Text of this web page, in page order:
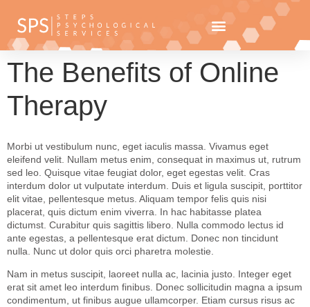
The Benefits of Online
Therapy
Morbi ut vestibulum nunc, eget iaculis massa. Vivamus eget
eleifend velit. Nullam metus enim, consequat in maximus ut, rutrum
sed leo. Quisque vitae feugiat dolor, eget egestas velit. Cras
interdum dolor ut vulputate interdum. Duis et ligula suscipit, porttitor
elit vitae, pellentesque metus. Aliquam tempor felis quis nisi
placerat, quis dictum enim viverra. In hac habitasse platea
dictumst. Curabitur quis sagittis libero. Nulla commodo lectus id
ante egestas, a pellentesque erat dictum. Donec non tincidunt
nulla. Nunc ut dolor quis orci pharetra molestie.
Nam in metus suscipit, laoreet nulla ac, lacinia justo. Integer eget
erat sit amet leo interdum finibus. Donec sollicitudin magna a ipsum
condimentum, ut finibus augue ullamcorper. Etiam cursus risus ac